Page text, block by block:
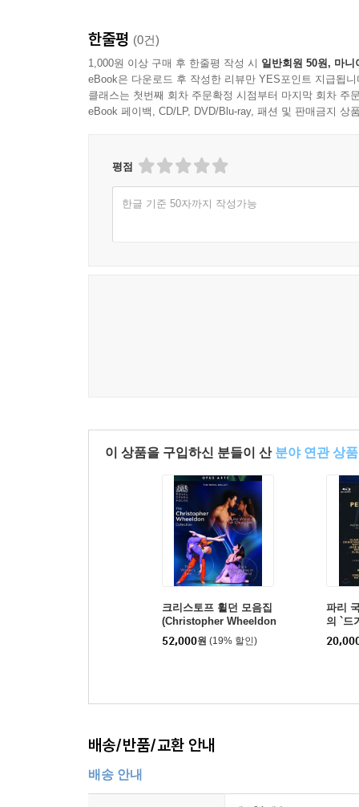
한줄평 (0건)
1,000원 이상 구매 후 한줄평 작성 시 일반회원 50원, 마니
eBook은 다운로드 후 작성한 리뷰만 YES포인트 지급됩니
클래스는 첫번째 회차 주문확정 시점부터 마지막 회차 주
eBook 페이백, CD/LP, DVD/Blu-ray, 패션 및 판매금지 상
평점
한글 기준 50자까지 작성가능
이 상품을 구입하신 분들이 산 분야 연관 상품
크리스토프 휠던 모음집
(Christopher Wheeldon
Collcetion)
52,000원 (19% 할인)
파리
의 `드
enis
e
배송/반품/교환 안내
배송 안내